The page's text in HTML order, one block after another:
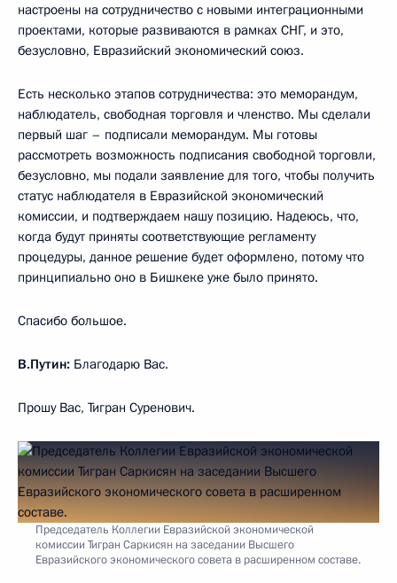
настроены на сотрудничество с новыми интеграционными
проектами, которые развиваются в рамках СНГ, и это,
безусловно, Евразийский экономический союз.
Есть несколько этапов сотрудничества: это меморандум,
наблюдатель, свободная торговля и членство. Мы сделали
первый шаг – подписали меморандум. Мы готовы
рассмотреть возможность подписания свободной торговли,
безусловно, мы подали заявление для того, чтобы получить
статус наблюдателя в Евразийской экономический
комиссии, и подтверждаем нашу позицию. Надеюсь, что,
когда будут приняты соответствующие регламенту
процедуры, данное решение будет оформлено, потому что
принципиально оно в Бишкеке уже было принято.
Спасибо большое.
В.Путин: Благодарю Вас.
Прошу Вас, Тигран Суренович.
Председатель Коллегии Евразийской экономической
комиссии Тигран Саркисян на заседании Высшего
Евразийского экономического совета в расширенном составе.